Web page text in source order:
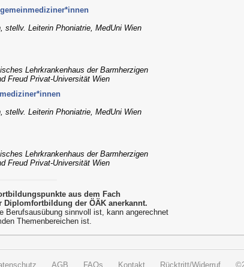
stellv. Leiterin Phoniatrie, MedUni Wien
Lehrkrankenhaus der Barmherzigen
Freud Privat-Universität Wien
stellv. Leiterin Phoniatrie, MedUni Wien
Lehrkrankenhaus der Barmherzigen
Freud Privat-Universität Wien
aus dem Fach
der ÖÄK anerkannt.
Berufsausübung sinnvoll ist, kann angerechnet
Themenbereichen ist.
AGB FAQs Kontakt Rücktritt/Widerruf